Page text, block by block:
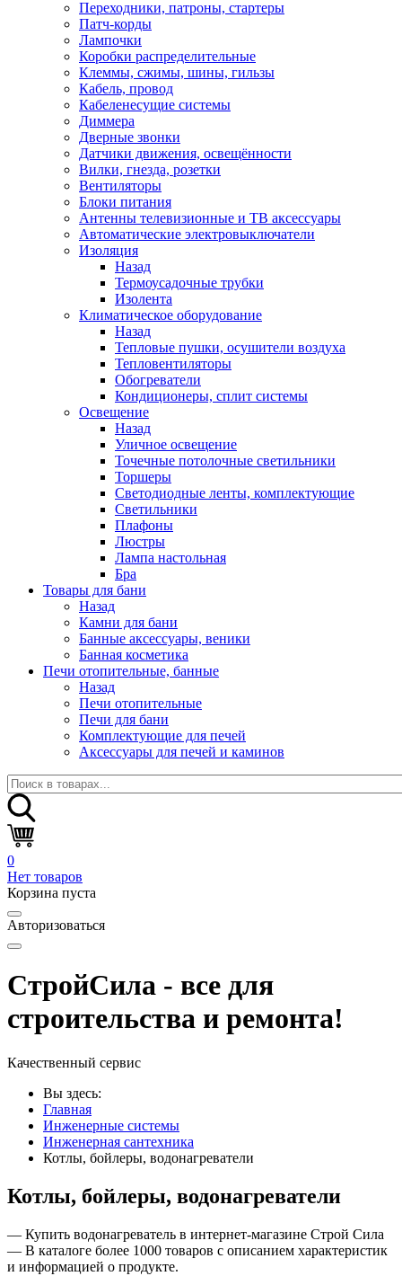
Переходники, патроны, стартеры
Патч-корды
Лампочки
Коробки распределительные
Клеммы, сжимы, шины, гильзы
Кабель, провод
Кабеленесущие системы
Диммера
Дверные звонки
Датчики движения, освещённости
Вилки, гнезда, розетки
Вентиляторы
Блоки питания
Антенны телевизионные и ТВ аксессуары
Автоматические электровыключатели
Изоляция
Назад
Термоусадочные трубки
Изолента
Климатическое оборудование
Назад
Тепловые пушки, осушители воздуха
Тепловентиляторы
Обогреватели
Кондиционеры, сплит системы
Освещение
Назад
Уличное освещение
Точечные потолочные светильники
Торшеры
Светодиодные ленты, комплектующие
Светильники
Плафоны
Люстры
Лампа настольная
Бра
Товары для бани
Назад
Камни для бани
Банные аксессуары, веники
Банная косметика
Печи отопительные, банные
Назад
Печи отопительные
Печи для бани
Комплектующие для печей
Аксессуары для печей и каминов
0
Нет товаров
Корзина пуста
Авторизоваться
СтройСила - все для
строительства и ремонта!
Качественный сервис
Вы здесь:
Главная
Инженерные системы
Инженерная сантехника
Котлы, бойлеры, водонагреватели
Котлы, бойлеры, водонагреватели
— Купить водонагреватель в интернет-магазине Строй Сила
— В каталоге более 1000 товаров с описанием характеристик
и информацией о продукте.